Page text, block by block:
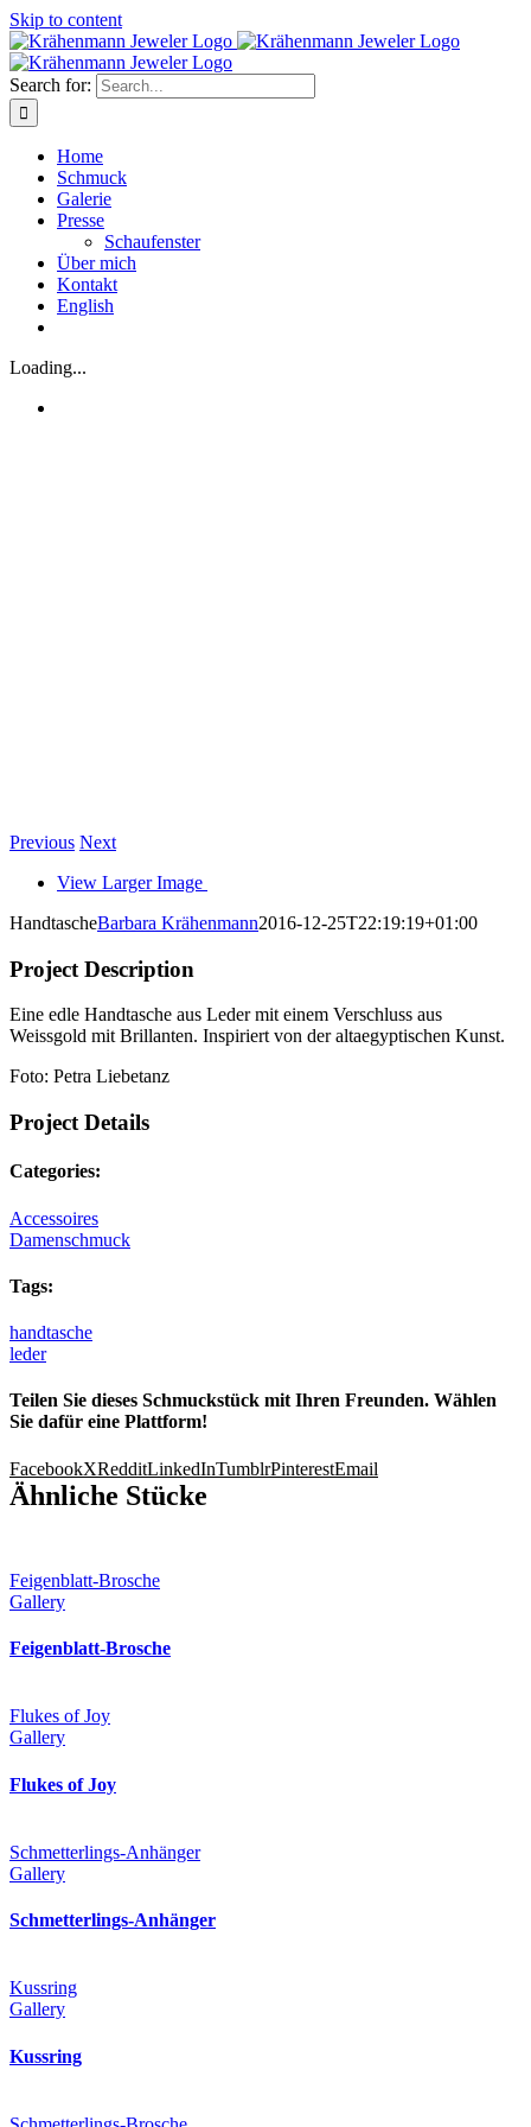
Skip to content
Search for:
Home
Schmuck
Galerie
Presse
Schaufenster
Über mich
Kontakt
English
Loading...
Previous Next
View Larger Image
HandtascheBarbara Krähenmann2016-12-25T22:19:19+01:00
Project Description
Eine edle Handtasche aus Leder mit einem Verschluss aus
Weissgold mit Brillanten. Inspiriert von der altaegyptischen Kunst.
Foto: Petra Liebetanz
Project Details
Categories:
Accessoires
Damenschmuck
Tags:
handtasche
leder
Teilen Sie dieses Schmuckstück mit Ihren Freunden. Wählen
Sie dafür eine Plattform!
FacebookXRedditLinkedInTumblrPinterestEmail
Ähnliche Stücke
Feigenblatt-Brosche
Gallery
Feigenblatt-Brosche
Flukes of Joy
Gallery
Flukes of Joy
Schmetterlings-Anhänger
Gallery
Schmetterlings-Anhänger
Kussring
Gallery
Kussring